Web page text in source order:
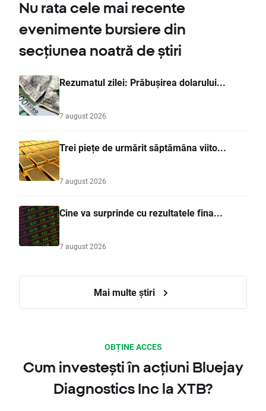
Nu rata cele mai recente
evenimente bursiere din
secțiunea noatră de știri
Rezumatul zilei: Prăbușirea dolarului...
7 august 2026
Trei piețe de urmărit săptămâna viito...
7 august 2026
Cine va surprinde cu rezultatele fina...
7 august 2026
Mai multe știri
OBȚINE ACCES
Cum investești în acțiuni Bluejay
Diagnostics Inc la XTB?